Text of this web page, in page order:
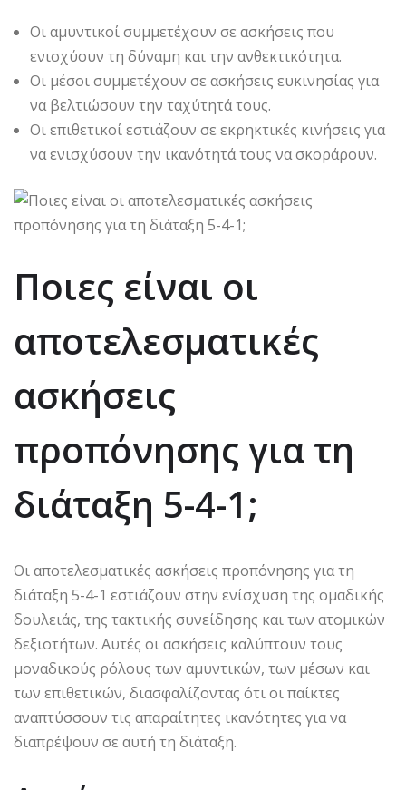
Οι αμυντικοί συμμετέχουν σε ασκήσεις που
ενισχύουν τη δύναμη και την ανθεκτικότητα.
Οι μέσοι συμμετέχουν σε ασκήσεις ευκινησίας για
να βελτιώσουν την ταχύτητά τους.
Οι επιθετικοί εστιάζουν σε εκρηκτικές κινήσεις για
να ενισχύσουν την ικανότητά τους να σκοράρουν.
Ποιες είναι οι
αποτελεσματικές
ασκήσεις
προπόνησης για τη
διάταξη 5-4-1;
Οι αποτελεσματικές ασκήσεις προπόνησης για τη
διάταξη 5-4-1 εστιάζουν στην ενίσχυση της ομαδικής
δουλειάς, της τακτικής συνείδησης και των ατομικών
δεξιοτήτων. Αυτές οι ασκήσεις καλύπτουν τους
μοναδικούς ρόλους των αμυντικών, των μέσων και
των επιθετικών, διασφαλίζοντας ότι οι παίκτες
αναπτύσσουν τις απαραίτητες ικανότητες για να
διαπρέψουν σε αυτή τη διάταξη.